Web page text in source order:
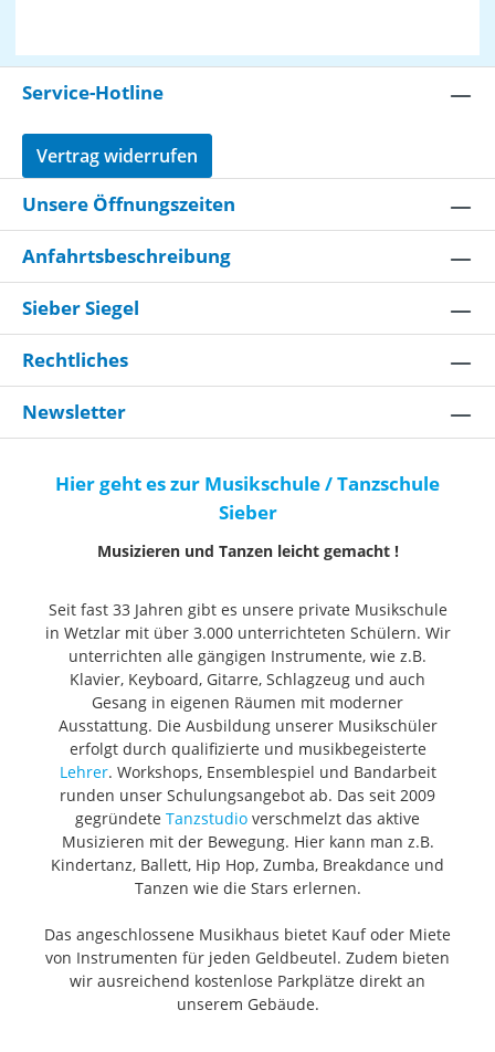
Service-Hotline
Vertrag widerrufen
Unsere Öffnungszeiten
Anfahrtsbeschreibung
Sieber Siegel
Rechtliches
Newsletter
Hier geht es zur Musikschule / Tanzschule
Sieber
Musizieren und Tanzen leicht gemacht !
Seit fast 33 Jahren gibt es unsere private Musikschule
in Wetzlar mit über 3.000 unterrichteten Schülern. Wir
unterrichten alle gängigen Instrumente, wie z.B.
Klavier, Keyboard, Gitarre, Schlagzeug und auch
Gesang in eigenen Räumen mit moderner
Ausstattung. Die Ausbildung unserer Musikschüler
erfolgt durch qualifizierte und musikbegeisterte
Lehrer. Workshops, Ensemblespiel und Bandarbeit
runden unser Schulungsangebot ab. Das seit 2009
gegründete Tanzstudio verschmelzt das aktive
Musizieren mit der Bewegung. Hier kann man z.B.
Kindertanz, Ballett, Hip Hop, Zumba, Breakdance und
Tanzen wie die Stars erlernen.
Das angeschlossene Musikhaus bietet Kauf oder Miete
von Instrumenten für jeden Geldbeutel. Zudem bieten
wir ausreichend kostenlose Parkplätze direkt an
unserem Gebäude.